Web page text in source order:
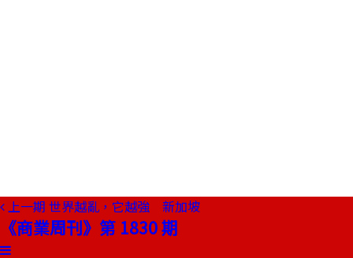
上一期 世界越亂，它越強 新加坡
《商業周刊》第 1830 期